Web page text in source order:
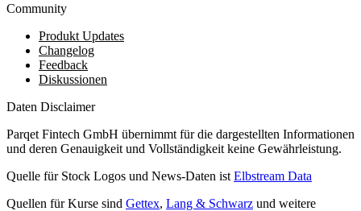
Community
Produkt Updates
Changelog
Feedback
Diskussionen
Daten Disclaimer
Parqet Fintech GmbH übernimmt für die dargestellten Informationen
und deren Genauigkeit und Vollständigkeit keine Gewährleistung.
Quelle für Stock Logos und News-Daten ist Elbstream Data
Quellen für Kurse sind Gettex, Lang & Schwarz und weitere